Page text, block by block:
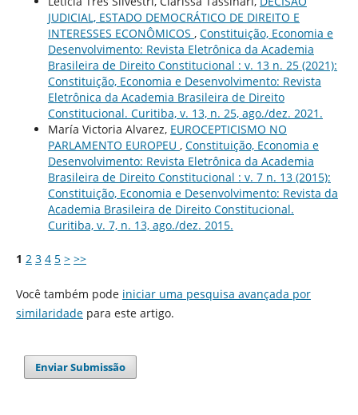
JUDICIAL, ESTADO DEMOCRÁTICO DE DIREITO E
INTERESSES ECONÔMICOS , Constituição, Economia e
Desenvolvimento: Revista Eletrônica da Academia
Brasileira de Direito Constitucional : v. 13 n. 25 (2021):
Constituição, Economia e Desenvolvimento: Revista
Eletrônica da Academia Brasileira de Direito
Constitucional. Curitiba, v. 13, n. 25, ago./dez. 2021.
María Victoria Alvarez, EUROCEPTICISMO NO
PARLAMENTO EUROPEU , Constituição, Economia e
Desenvolvimento: Revista Eletrônica da Academia
Brasileira de Direito Constitucional : v. 7 n. 13 (2015):
Constituição, Economia e Desenvolvimento: Revista da
Academia Brasileira de Direito Constitucional.
Curitiba, v. 7, n. 13, ago./dez. 2015.
1 2 3 4 5 > >>
Você também pode iniciar uma pesquisa avançada por
similaridadepara este artigo.
Enviar Submissão